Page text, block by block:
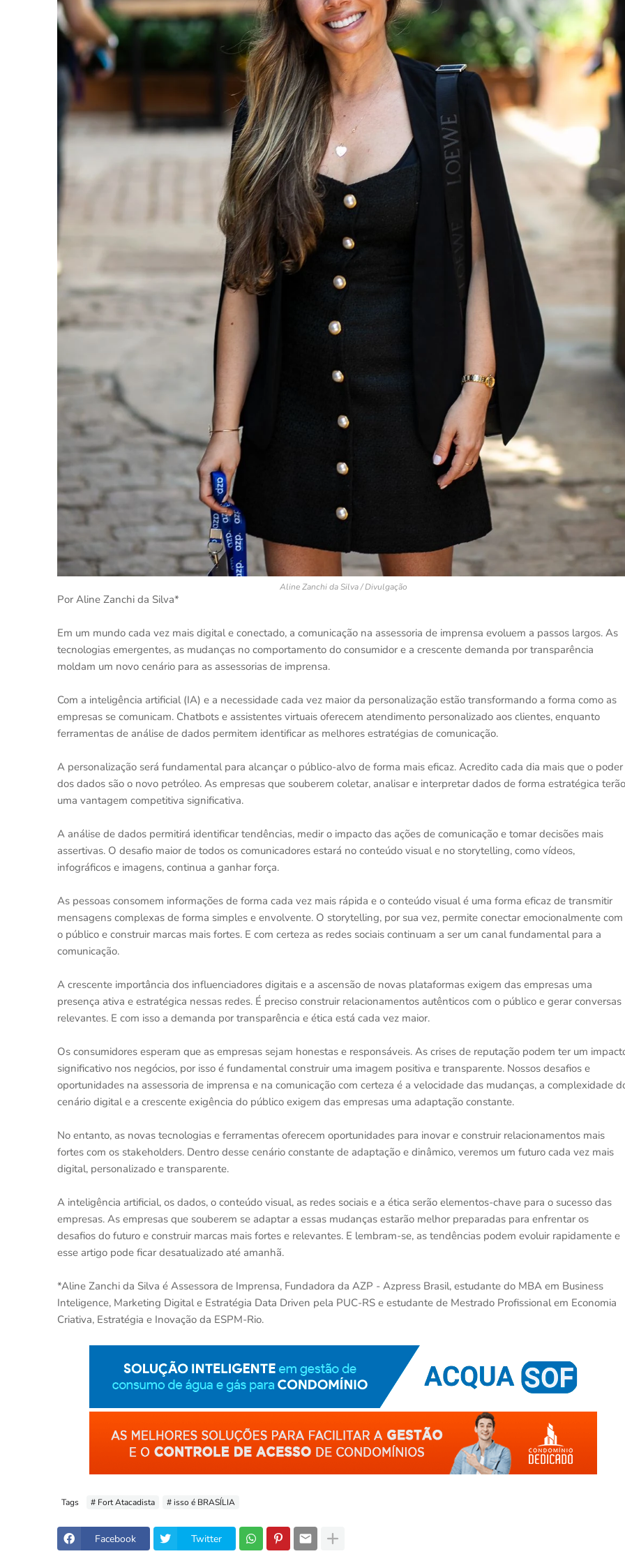
Aline Zanchi da Silva / Divulgação
Por Aline Zanchi da Silva*
Em um mundo cada vez mais digital e conectado, a comunicação na assessoria de imprensa evoluem a passos largos. As
tecnologias emergentes, as mudanças no comportamento do consumidor e a crescente demanda por transparência
moldam um novo cenário para as assessorias de imprensa.
Com a inteligência artificial (IA) e a necessidade cada vez maior da personalização estão transformando a forma como as
empresas se comunicam. Chatbots e assistentes virtuais oferecem atendimento personalizado aos clientes, enquanto
ferramentas de análise de dados permitem identificar as melhores estratégias de comunicação.
A personalização será fundamental para alcançar o público-alvo de forma mais eficaz. Acredito cada dia mais que o poder
dos dados são o novo petróleo. As empresas que souberem coletar, analisar e interpretar dados de forma estratégica terão
uma vantagem competitiva significativa.
A análise de dados permitirá identificar tendências, medir o impacto das ações de comunicação e tomar decisões mais
assertivas. O desafio maior de todos os comunicadores estará no conteúdo visual e no storytelling, como vídeos,
infográficos e imagens, continua a ganhar força.
As pessoas consomem informações de forma cada vez mais rápida e o conteúdo visual é uma forma eficaz de transmitir
mensagens complexas de forma simples e envolvente. O storytelling, por sua vez, permite conectar emocionalmente com
o público e construir marcas mais fortes. E com certeza as redes sociais continuam a ser um canal fundamental para a
comunicação.
A crescente importância dos influenciadores digitais e a ascensão de novas plataformas exigem das empresas uma
presença ativa e estratégica nessas redes. É preciso construir relacionamentos autênticos com o público e gerar conversas
relevantes. E com isso a demanda por transparência e ética está cada vez maior.
Os consumidores esperam que as empresas sejam honestas e responsáveis. As crises de reputação podem ter um
significativo nos negócios, por isso é fundamental construir uma imagem positiva e transparente. Nossos desafios e
oportunidades na assessoria de imprensa e na comunicação com certeza é a velocidade das mudanças, a complexidade
cenário digital e a crescente exigência do público exigem das empresas uma adaptação constante.
No entanto, as novas tecnologias e ferramentas oferecem oportunidades para inovar e construir relacionamentos mais
fortes com os stakeholders. Dentro desse cenário constante de adaptação e dinâmico, veremos um futuro cada vez mais
digital, personalizado e transparente.
A inteligência artificial, os dados, o conteúdo visual, as redes sociais e a ética serão elementos-chave para o sucesso das
empresas. As empresas que souberem se adaptar a essas mudanças estarão melhor preparadas para enfrentar os
desafios do futuro e construir marcas mais fortes e relevantes. E lembram-se, as tendências podem evoluir rapidamente e
esse artigo pode ficar desatualizado até amanhã.
*Aline Zanchi da Silva é Assessora de Imprensa, Fundadora da AZP - Azpress Brasil, estudante do MBA em Business
Inteligence, Marketing Digital e Estratégia Data Driven pela PUC-RS e estudante de Mestrado Profissional em Economia
Criativa, Estratégia e Inovação da ESPM-Rio.
Tags # Fort Atacadista # isso é BRASÍLIA
Facebook Twitter